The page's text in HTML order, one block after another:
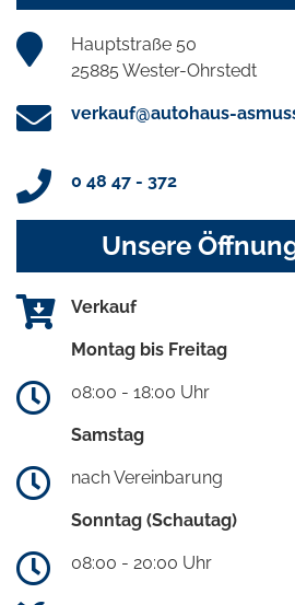
Hauptstraße 50
25885 Wester-Ohrstedt
verkauf@autohaus-
0 48 47 - 372
Unsere
Verkauf
Montag bis Freitag
08:00 - 18:00 Uhr
Samstag
nach Vereinbarung
Sonntag (Schautag)
08:00 - 20:00 Uhr